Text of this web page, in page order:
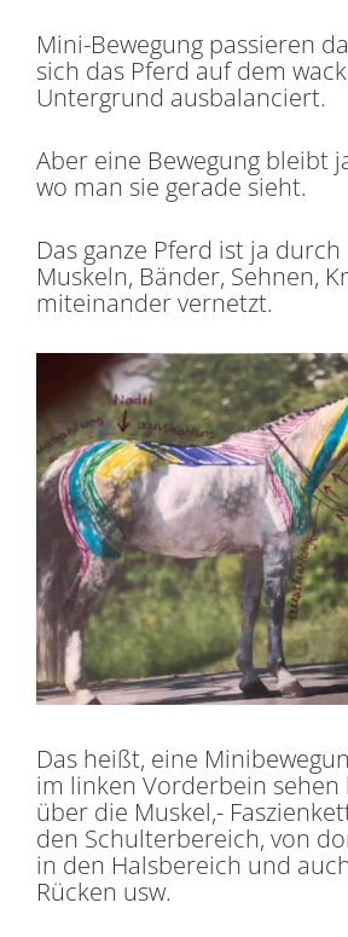
Mini-Bewegung passieren
sich das Pferd auf dem
Untergrund ausbalanciert.
Aber eine Bewegung bleibt
wo man sie gerade sieht.
Das ganze Pferd ist ja durch
Muskeln, Bänder, Sehnen,
miteinander vernetzt.
Das heißt, eine
im linken Vorderbein sehen
über die Muskel,-
den Schulterbereich, von
in den Halsbereich und
Rücken usw.